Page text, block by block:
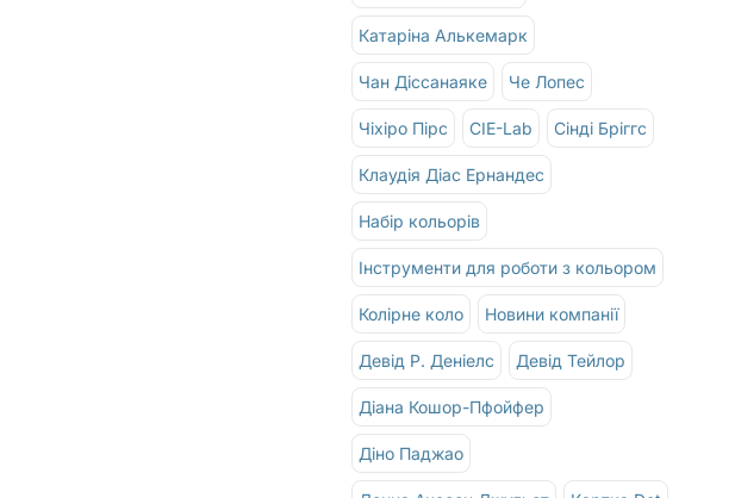
Катаріна Алькемарк
Чан Діссанаяке Че Лопес
Чіхіро Пірс CIE-Lab Сінді Бріггс
Клаудія Діас Ернандес
Набір кольорів
Інструменти для роботи з кольором
Колірне коло Новини компанії
Девід Р. Деніелс Девід Тейлор
Діана Кошор-Пфойфер
Діно Паджао